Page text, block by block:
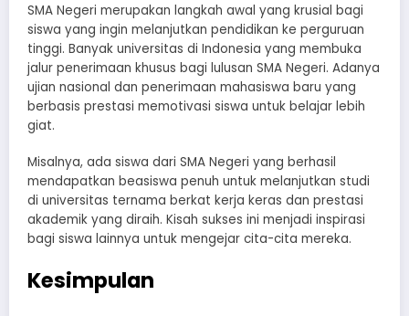
SMA Negeri merupakan langkah awal yang krusial bagi
siswa yang ingin melanjutkan pendidikan ke perguruan
tinggi. Banyak universitas di Indonesia yang membuka
jalur penerimaan khusus bagi lulusan SMA Negeri. Adanya
ujian nasional dan penerimaan mahasiswa baru yang
berbasis prestasi memotivasi siswa untuk belajar lebih
giat.
Misalnya, ada siswa dari SMA Negeri yang berhasil
mendapatkan beasiswa penuh untuk melanjutkan studi
di universitas ternama berkat kerja keras dan prestasi
akademik yang diraih. Kisah sukses ini menjadi inspirasi
bagi siswa lainnya untuk mengejar cita-cita mereka.
Kesimpulan